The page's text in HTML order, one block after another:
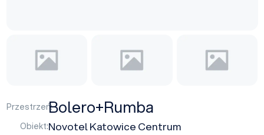
Przestrzeń:Bolero+Rumba
Obiekt:Novotel Katowice Centrum